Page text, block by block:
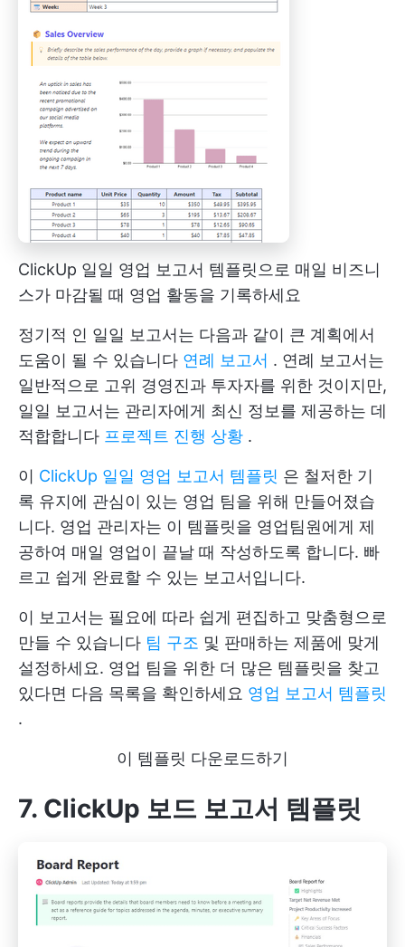
ClickUp 일일 영업 보고서 템플릿으로 매일 비즈니
스가 마감될 때 영업 활동을 기록하세요
정기적 인 일일 보고서는 다음과 같이 큰 계획에서
도움이 될 수 있습니다 연례 보고서 . 연례 보고서는
일반적으로 고위 경영진과 투자자를 위한 것이지만,
일일 보고서는 관리자에게 최신 정보를 제공하는 데
적합합니다 프로젝트 진행 상황 .
이 ClickUp 일일 영업 보고서 템플릿 은 철저한 기
록 유지에 관심이 있는 영업 팀을 위해 만들어졌습
니다. 영업 관리자는 이 템플릿을 영업팀원에게 제
공하여 매일 영업이 끝날 때 작성하도록 합니다. 빠
르고 쉽게 완료할 수 있는 보고서입니다.
이 보고서는 필요에 따라 쉽게 편집하고 맞춤형으로
만들 수 있습니다 팀 구조 및 판매하는 제품에 맞게
설정하세요. 영업 팀을 위한 더 많은 템플릿을 찾고
있다면 다음 목록을 확인하세요 영업 보고서 템플릿
.
이 템플릿 다운로드하기
7. ClickUp 보드 보고서 템플릿